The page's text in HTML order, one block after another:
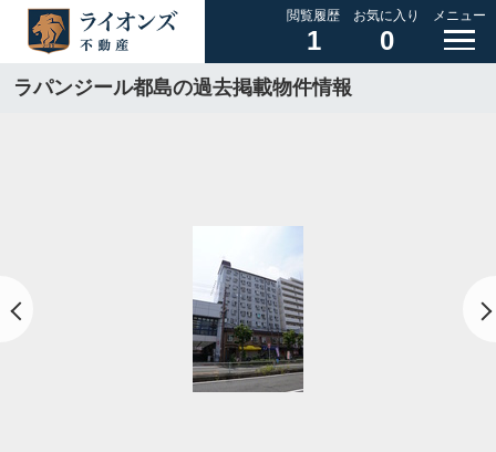
閲覧履歴
1
お気に入り
0
メニュー
ラパンジール都島の過去掲載物件情報